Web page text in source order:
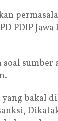
PDIP Jawa
soal sumber
yang bakal